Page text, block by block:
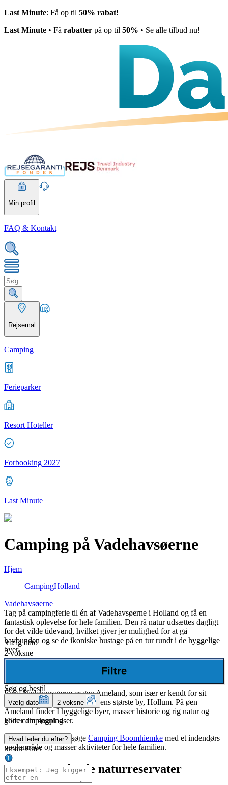
Last Minute: Få op til 50% rabat!
Last Minute • Få rabatter på op til 50% • Se alle tilbud nu!
Min profil
FAQ & Kontakt
Rejsemål
Camping
Ferieparker
Resort Hoteller
Forbooking 2027
Last Minute
Camping på Vadehavsøerne
Hjem
CampingHolland
Vadehavsøerne
Tag på campingferie til én af Vadehavsøerne i Holland og få en
fantastisk oplevelse for hele familien. Den rå natur udsættes dagligt
for det vilde tidevand, hvilket giver jer mulighed for at gå
havbunden og se de ikoniske hustage på en tur rundt i de hyggelige
byer.
Camping på Vadehavsøen Ameland
Én af Vadehavsøerne er øen Ameland, som især er kendt for sit
fyrtårn, der er varetegnet for øens største by, Hollum. På øen
Ameland finder I hyggelige byer, masser historie og rig natur og
gode campingpladser.
I kan blandt andet besøge Camping Boomhiemke med et indendørs
poolområde og masser aktiviteter for hele familien.
Besøg spændende naturreservater
Vælg dato
2 voksne
Filtre
Søg og bestil
Vælg dato 2 voksne
Filtrer din søgning
Hvad leder du efter?
Smart Filter